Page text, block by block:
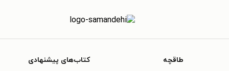
طاقچه کتاب‌های پیشنهادی